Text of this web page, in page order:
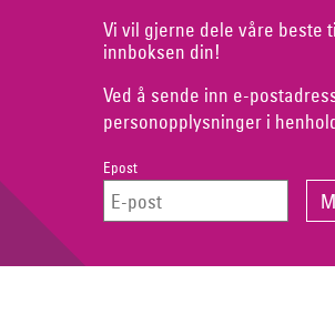
Vi vil gjerne dele våre beste
innboksen din!
Ved å sende inn e-
personopplysninger i
Epost